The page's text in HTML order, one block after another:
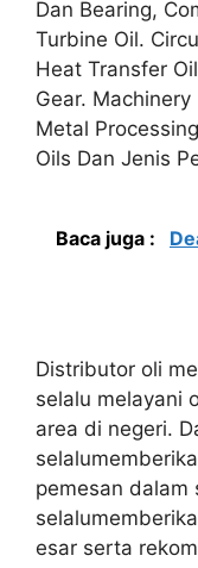
Dan Bearing,
Turbine Oil.
Heat Transfer
Gear.
Metal
Oils Dan Jenis
Baca juga :
Distributor oli
selalu melayani
area di negeri.
pemesan dalam
esar serta